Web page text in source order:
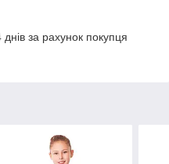
за рахунок покупця